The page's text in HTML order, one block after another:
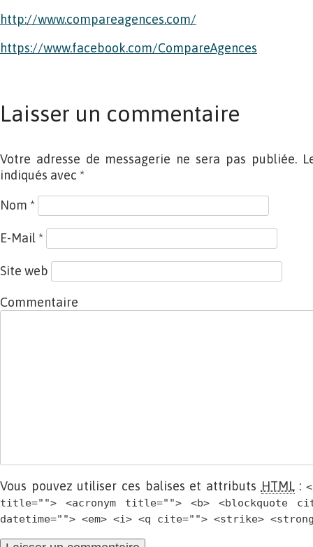
http://www.compareagences.com/
https://www.facebook.com/CompareAgences
Laisser un commentaire
Votre adresse de messagerie ne sera pas publiée.
indiqués avec *
Nom *
E-Mail *
Site web
Commentaire
Vous pouvez utiliser ces balises et attributs HTML:
title=""> <acronym title=""> <b> <blockquote
datetime=""> <em> <i> <q cite=""> <strike>